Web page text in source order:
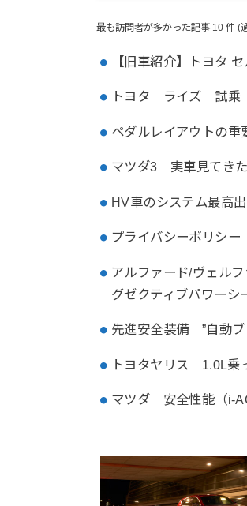
最も訪問者が多かった記事 10 件 (
【旧車紹介】トヨタ
トヨタ ライズ 試乗
ペダルレイアウトの
マツダ3 実車見てき
HV車のシステム最高
プライバシーポリシー
アルファード/ヴェル
グゼクティブパワーシ
先進安全装備 ”自動
トヨタヤリス 1.0L
マツダ 安全性能（i-